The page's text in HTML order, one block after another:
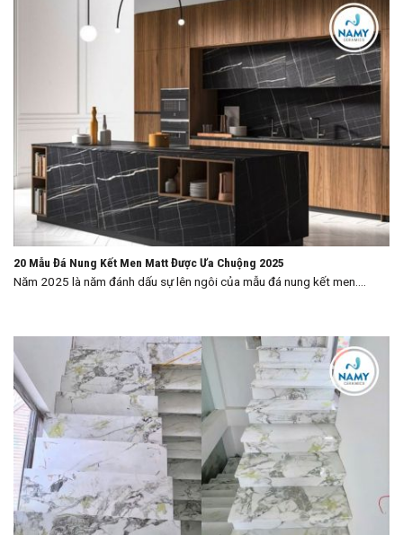
20 Mẫu Đá Nung Kết Men Matt Được Ưa Chuộng 2025
Năm 2025 là năm đánh dấu sự lên ngôi của mẫu đá nung kết men....